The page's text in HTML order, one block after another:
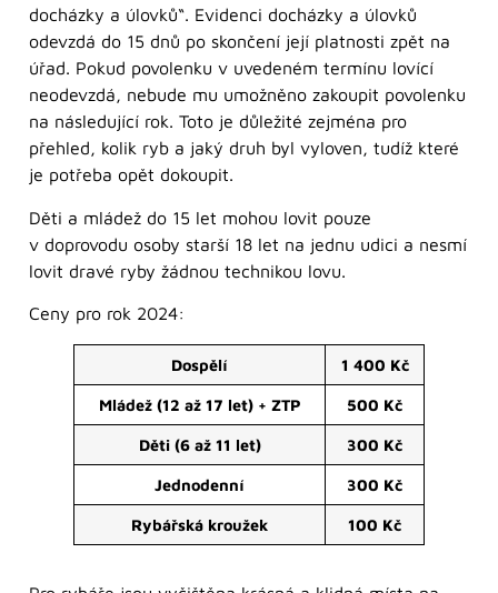
docházky a úlovků“. Evidenci docházky a úlovků
odevzdá do 15 dnů po skončení její platnosti zpět na
úřad. Pokud povolenku v uvedeném termínu lovící
neodevzdá, nebude mu umožněno zakoupit povolenku
na následující rok. Toto je důležité zejména pro
přehled, kolik ryb a jaký druh byl vyloven, tudíž které
je potřeba opět dokoupit.
Děti a mládež do 15 let mohou lovit pouze
v doprovodu osoby starší 18 let na jednu udici a nesmí
lovit dravé ryby žádnou technikou lovu.
Ceny pro rok 2024:
Dospělí 1 400 Kč
Mládež (12 až 17 let) + ZTP 500 Kč
Děti (6 až 11 let) 300 Kč
Jednodenní 300 Kč
Rybářská kroužek 100 Kč